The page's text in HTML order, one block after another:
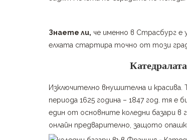
Знаете ли, че именно в Страсбург е
елхата стартира точно от този
Изключително внушителна и красива.
периода 1625 година – 1847 год. тя е
един от основните коледни базари в
онлайн предварително, защото